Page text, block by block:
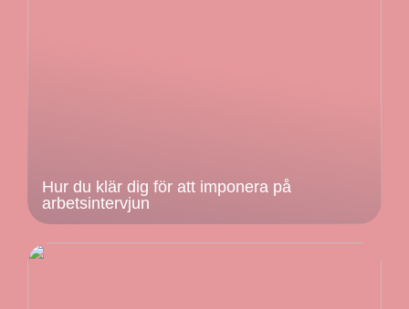
Hur du klär dig för att imponera på
arbetsintervjun